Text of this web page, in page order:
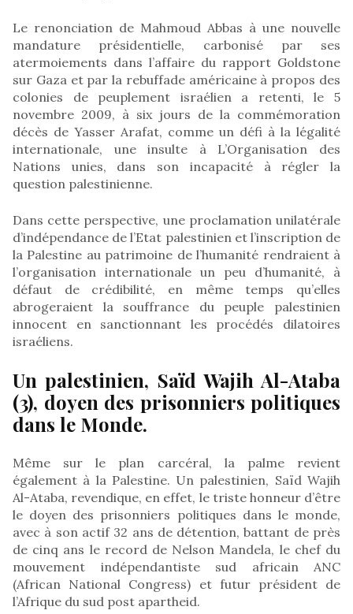
Le renonciation de Mahmoud Abbas à une nouvelle
mandature présidentielle, carbonisé par ses
atermoiements dans l’affaire du rapport Goldstone
sur Gaza et par la rebuffade américaine à propos des
colonies de peuplement israélien a retenti, le 5
novembre 2009, à six jours de la commémoration
décès de Yasser Arafat, comme un défi à la légalité
internationale, une insulte à L’Organisation des
Nations unies, dans son incapacité à régler la
question palestinienne.
Dans cette perspective, une proclamation unilatérale
d’indépendance de l’Etat palestinien et l’inscription de
la Palestine au patrimoine de l’humanité rendraient à
l’organisation internationale un peu d’humanité, à
défaut de crédibilité, en même temps qu’elles
abrogeraient la souffrance du peuple palestinien
innocent en sanctionnant les procédés dilatoires
israéliens.
Un palestinien, Saïd Wajih Al-Ataba
(3), doyen des prisonniers politiques
dans le Monde.
Même sur le plan carcéral, la palme revient
également à la Palestine. Un palestinien, Saïd Wajih
Al-Ataba, revendique, en effet, le triste honneur d’être
le doyen des prisonniers politiques dans le monde,
avec à son actif 32 ans de détention, battant de près
de cinq ans le record de Nelson Mandela, le chef du
mouvement indépendantiste sud africain ANC
(African National Congress) et futur président de
l’Afrique du sud post apartheid.